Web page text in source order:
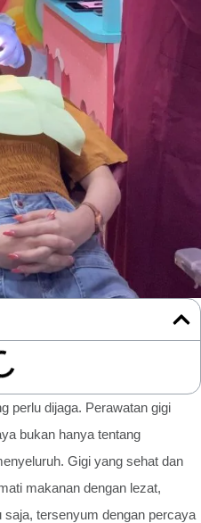
perlu dijaga. Perawatan gigi
bukan hanya tentang
Gigi yang sehat dan
makanan dengan lezat,
saja, tersenyum dengan percaya